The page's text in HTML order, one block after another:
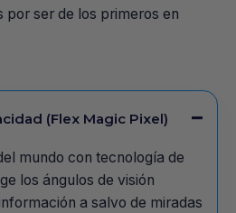
por ser de los primeros en
(Flex Magic Pixel)
mundo con tecnología de
los ángulos de visión
a salvo de miradas